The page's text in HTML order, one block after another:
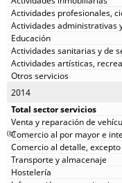
2014
(b)